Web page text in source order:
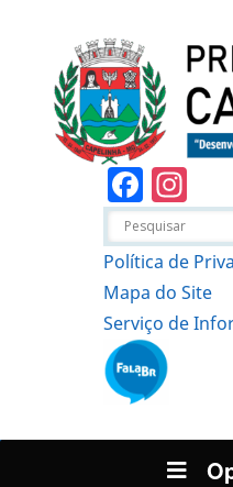
Política de
Mapa do Site
Serviço de